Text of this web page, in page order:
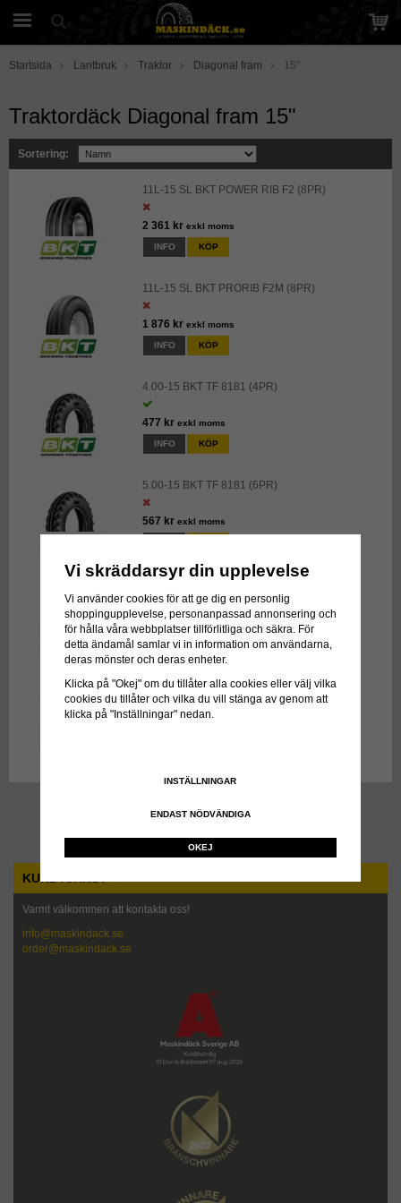
Startsida Lantbruk Traktor Diagonal fram 15"
Traktordäck Diagonal fram 15"
Sortering:
11L-15 SL BKT POWER RIB F2 (8PR)
2 361 kr exkl moms
INFO KÖP
11L-15 SL BKT PRORIB F2M (8PR)
1 876 kr exkl moms
INFO KÖP
4.00-15 BKT TF 8181 (4PR)
477 kr exkl moms
INFO KÖP
5.00-15 BKT TF 8181 (6PR)
567 kr exkl moms
5.00-15 BKT TF 9090 (6PR)
469 krexkl moms
INFO KÖP
9.5L-15 SL BKT PRORIB F2M (8PR)
1 529 krexkl moms
KUNDTJÄNST
Varmt välkommen att kontakta oss!
info@maskindack.se
order@maskindack.se
Vi skräddarsyr din upplevelse
Vi använder cookies för att ge dig en personlig
shoppingupplevelse, personanpassad annonsering och
för hålla våra webbplatser tillförlitliga och säkra. För
detta ändamål samlar vi in information om användarna,
deras mönster och deras enheter.
Klicka på "Okej" om du tillåter alla cookies eller välj vilka
cookies du tillåter och vilka du vill stänga av genom att
klicka på "Inställningar" nedan.
INSTÄLLNINGAR
ENDAST NÖDVÄNDIGA
OKEJ